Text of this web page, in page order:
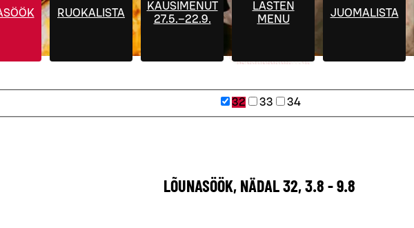
RUOKALISTA
KAUSIMENUT
27.5.–22.9.
LASTEN
MENU
JUOMALISTA
32 33 34
LÕUNASÖÖK, NÄDAL 32, 3.8 - 9.8